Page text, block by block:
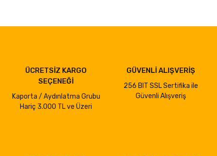
ÜCRETSİZ KARGO
SEÇENEĞİ
Kaporta / Aydınlatma Grubu
Hariç 3.000 TL ve Üzeri
GÜVENLİ ALIŞVERİŞ
256 BIT SSL Sertifika ile
Güvenli Alışveriş